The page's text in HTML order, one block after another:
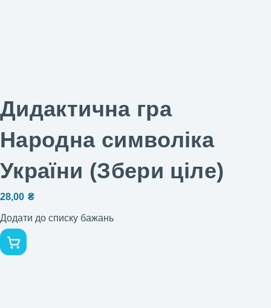
Дидактична гра
Народна символіка
України (Збери ціле)
28,00 ₴
Додати до списку бажань